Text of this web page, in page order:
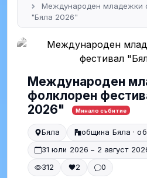
Международен младежки
"Бяла 2026"
Международен
фолклорен
2026"
Минало събитие
Бяла
община Бяла ·
31 юли 2026 – 2 август
312
2 0